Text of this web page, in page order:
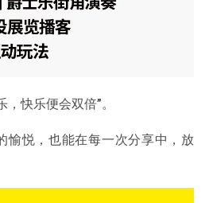
快乐便会双倍”。
愉悦，也能在每一次分享中，放